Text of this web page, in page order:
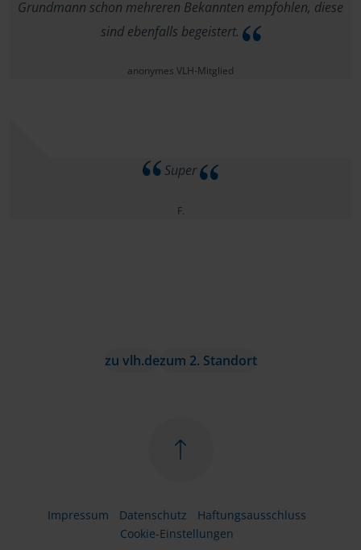
Grundmann schon mehreren Bekannten empfohlen, diese
sind ebenfalls begeistert.
anonymes VLH-Mitglied
Super
F.
zu vlh.dezum 2. Standort
Impressum Datenschutz
Haftungsausschluss
Cookie-Einstellungen